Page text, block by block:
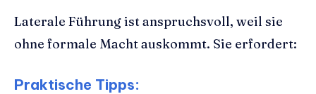
Laterale Führung ist anspruchsvoll, weil sie
ohne formale Macht auskommt. Sie erfordert:
Praktische Tipps: